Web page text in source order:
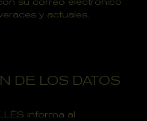
su correo electrónico
y actuales.
DE LOS DATOS
informa al